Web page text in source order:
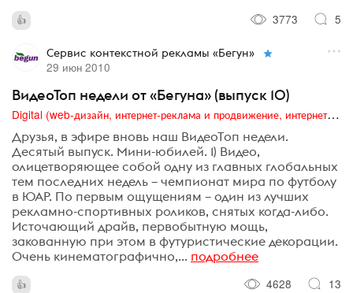
3773
5
Сервис контекстной рекламы «Бегун»
29 июн 2010
ВидеоТоп недели от «Бегуна» (выпуск 10)
Digital (web-дизайн, интернет-реклама и продвижение, интернет-сообщества и блоги, интернет-коммуникации, мобильный маркетинг, реклама на цифровых экранах)
Друзья, в эфире вновь наш ВидеоТоп недели.
Десятый выпуск. Мини-юбилей. 1) Видео,
олицетворяющее собой одну из главных глобальных
тем последних недель – чемпионат мира по футболу
в ЮАР. По первым ощущениям – один из лучших
рекламно-спортивных роликов, снятых когда-либо.
Источающий драйв, первобытную мощь,
закованную при этом в футуристические декорации.
Очень кинематографично,... подробнее
4628
13